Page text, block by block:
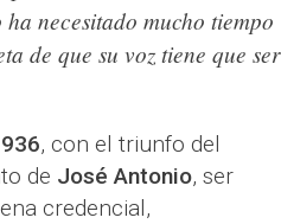
necesitado mucho tiempo
de que su voz tiene que ser
, con el triunfo del
de José Antonio, ser
credencial,